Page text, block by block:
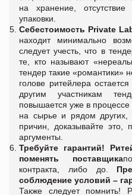
на хранение,
упаковки.
Себестоимость Private
находит минимально
следует учесть, что в
те, кто называют
тендер такие «романтики»
голове ритейлера
другим участникам
повышается уже в
на сырье и рядом других,
причин, доказывайте это,
аргументы.
Требуйте гарантий!
поменять поставщика
контракта, либо до.
соблюдение условий –
Также следует помнить!